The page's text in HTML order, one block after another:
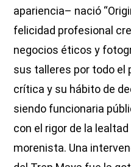
apariencia– nació
felicidad profesional
negocios éticos y
sus talleres por todo el
crítica y su hábito de
siendo funcionaria
con el rigor de la
morenista. Una